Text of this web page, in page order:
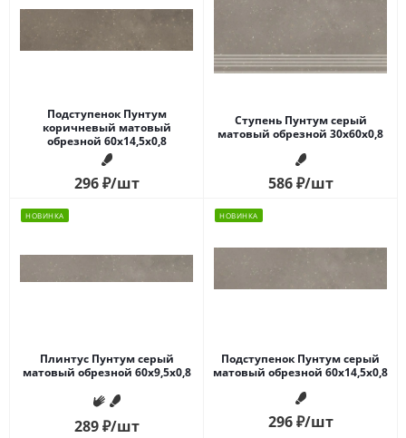
Подступенок Пунтум
коричневый матовый
обрезной 60x14,5x0,8
296₽/шт
Ступень Пунтум серый
матовый обрезной 30x60x0,8
586₽/шт
НОВИНКА
Плинтус Пунтум серый
матовый обрезной 60x9,5x0,8
289₽/шт
НОВИНКА
Подступенок Пунтум серый
матовый обрезной 60x14,5x0,8
296₽/шт